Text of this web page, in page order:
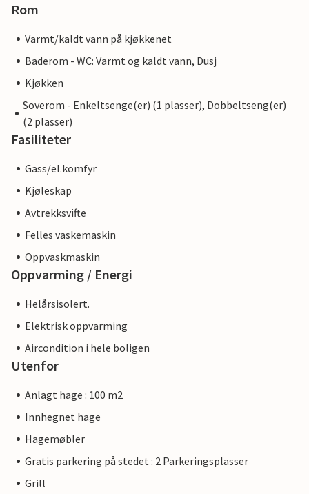
Rom
Varmt/kaldt vann på kjøkkenet
Baderom - WC: Varmt og kaldt vann, Dusj
Kjøkken
Soverom - Enkeltsenge(er) (1 plasser), Dobbeltseng(er)
(2 plasser)
Fasiliteter
Gass/el.komfyr
Kjøleskap
Avtrekksvifte
Felles vaskemaskin
Oppvaskmaskin
Oppvarming / Energi
Helårsisolert.
Elektrisk oppvarming
Aircondition i hele boligen
Utenfor
Anlagt hage : 100 m2
Innhegnet hage
Hagemøbler
Gratis parkering på stedet : 2 Parkeringsplasser
Grill